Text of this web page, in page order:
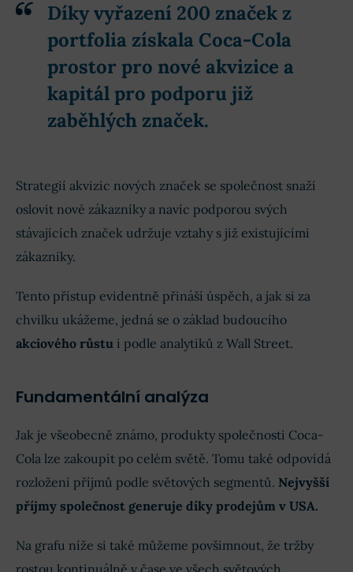
Díky vyřazení 200 značek z
portfolia získala Coca-Cola
prostor pro nové akvizice a
kapitál pro podporu již
zaběhlých značek.
Strategií akvizic nových značek se společnost snaží
oslovit nové zákazníky a navíc podporou svých
stávajících značek udržuje vztahy s již existujícími
zákazníky.
Tento přístup evidentně přináší úspěch, a jak si za
chvilku ukážeme, jedná se o základ budoucího
akciového růstu i podle analytiků z Wall Street.
Fundamentální analýza
Jak je všeobecně známo, produkty společnosti Coca-
Cola lze zakoupit po celém světě. Tomu také odpovídá
rozložení příjmů podle světových segmentů. Nejvyšší
příjmy společnost generuje díky prodejům v USA.
Na grafu níže si také můžeme povšimnout, že tržby